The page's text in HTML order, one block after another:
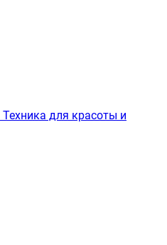
Техника для красоты и